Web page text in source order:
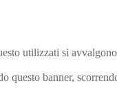
utilizzati si
questo banner,